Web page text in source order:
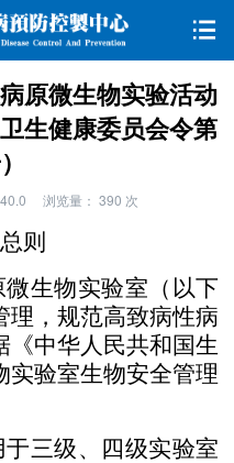
原微生物实验活动
生健康委员会令第
浏览量： 390 次
则
微生物实验室（以下
理，规范高致病性病
《中华人民共和国生
实验室生物安全管理
三级、四级实验室